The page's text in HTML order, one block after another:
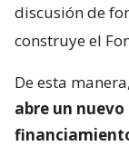
discusión de
construye el
De esta
abre un